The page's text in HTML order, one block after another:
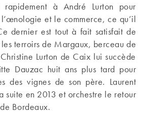
rapidement à André Lurton pour
et le commerce, ce qu’il
dernier est tout à fait satisfait de
terroirs de Margaux, berceau de
Lurton de Caix lui succède
Dauzac huit ans plus tard pour
des vignes de son père. Laurent
suite en 2013 et orchestre le retour
Bordeaux.